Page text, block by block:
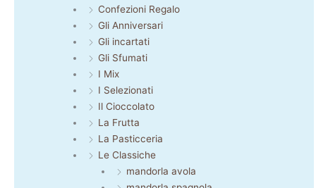
Confezioni Regalo
Gli Anniversari
Gli incartati
Gli Sfumati
I Mix
I Selezionati
Il Cioccolato
La Frutta
La Pasticceria
Le Classiche
mandorla avola